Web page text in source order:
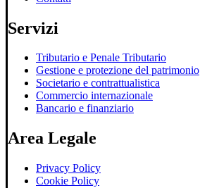
Servizi
Tributario e Penale Tributario
Gestione e protezione del patrimonio
Societario e contrattualistica
Commercio internazionale
Bancario e finanziario
Area Legale
Privacy Policy
Cookie Policy